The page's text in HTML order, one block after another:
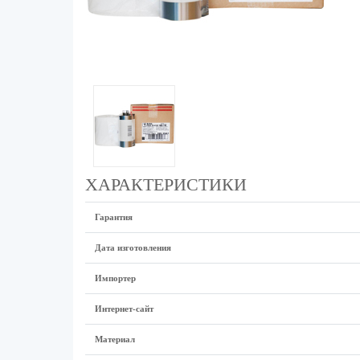
ХАРАКТЕРИСТИКИ
Гарантия
Дата изготовления
Импортер
Интернет-сайт
Материал